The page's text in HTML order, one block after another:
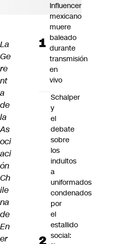
La
Ge
re
nt
a
de
la
As
oci
aci
ón
Ch
ile
na
de
En
er
Influencer
mexicano
muere
baleado
durante
transmisión
en
vivo
Schalper
y
el
debate
sobre
los
indultos
a
uniformados
condenados
por
el
estallido
social: